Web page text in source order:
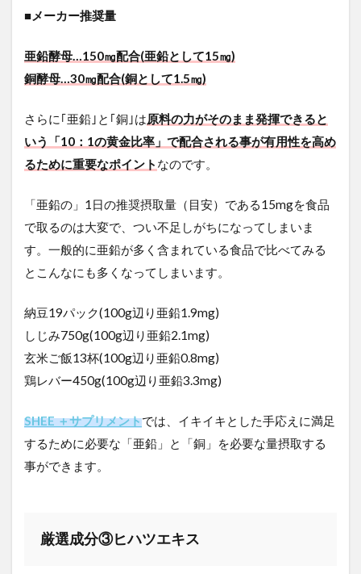
■メーカー推奨量
亜鉛酵母…150㎎配合(亜鉛として15㎎)
銅酵母…30㎎配合(銅として1.5㎎)
さらに｢亜鉛｣と｢銅｣は原料の力がそのまま発揮できると
いう「10：1の黄金比率」で配合される事が有用性を高め
るために重要なポイント なのです。
「亜鉛の」1日の推奨摂取量（目安）である15mgを食品
で取るのは大変で、つい不足しがちになってしまいま
す。一般的に亜鉛が多く含まれている食品で比べてみる
とこんなにも多くなってしまいます。
納豆19パック(100g辺り亜鉛1.9mg)
しじみ750g(100g辺り亜鉛2.1mg)
玄米ご飯13杯(100g辺り亜鉛0.8mg)
鶏レバー450g(100g辺り亜鉛3.3mg)
SHEE ＋サプリメントでは、イキイキとした手応えに満足
するために必要な「亜鉛」と「銅」を必要な量摂取する
事ができます。
厳選成分③ヒハツエキス